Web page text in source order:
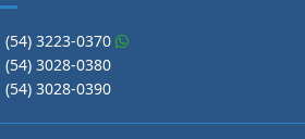
(54) 3223-0370
(54) 3028-0380
(54) 3028-0390